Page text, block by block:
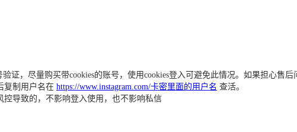
证，尽量购买带cookies的账号，使用cookies登入可避免此情况。如果担心售后
复制用户名在 https://www.instagram.com/卡密里面的用户名 查活。
导致的，不影响登入使用，也不影响私信